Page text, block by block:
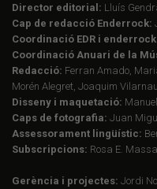
Director editorial: Lluís
Cap de redacció Enderrock:
Coordinació EDR i
Coordinació Anuari de la
Redacció: Ferran Amado,
Morén Alegret, Joaquim
Disseny i maquetació:
Caps de fotografia: Juan
Assessorament lingüístic:
Subscripcions: Rosa E.
Gerència i projectes: Jordi